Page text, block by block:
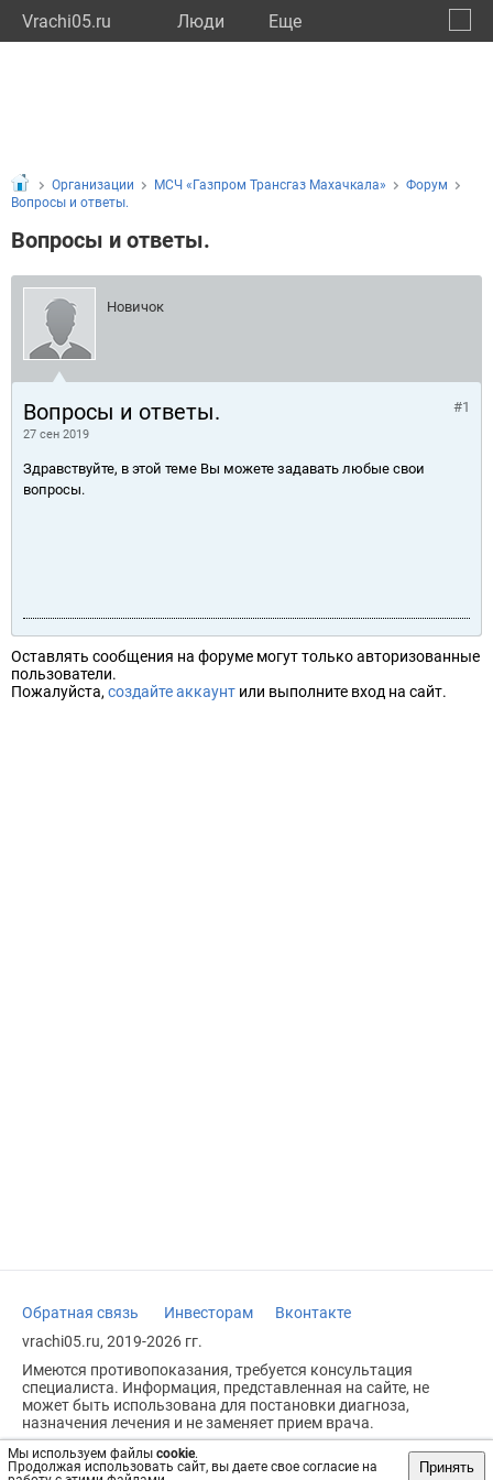
Vrachi05.ru Люди Eще
Мы используем файлы cookie.
Продолжая использовать сайт, вы даете свое согласие на
Принять
Организации МСЧ «Газпром Трансгаз Махачкала»
Форум
Вопросы и ответы.
Вопросы и ответы.
Новичок
Вопросы и ответы.
27 сен 2019
#1
Здравствуйте, в этой теме Вы можете задавать любые свои
вопросы.
Оставлять сообщения на форуме могут только авторизованные
пользователи.
Пожалуйста, создайте аккаунт или выполните вход на сайт.
Обратная связь Инвесторам
Вконтакте
vrachi05.ru, 2019-2026 гг.
Имеются противопоказания, требуется консультация
специалиста. Информация, представленная на сайте, не
может быть использована для постановки диагноза,
назначения лечения и не заменяет прием врача.
Возрастное ограничение: 18+